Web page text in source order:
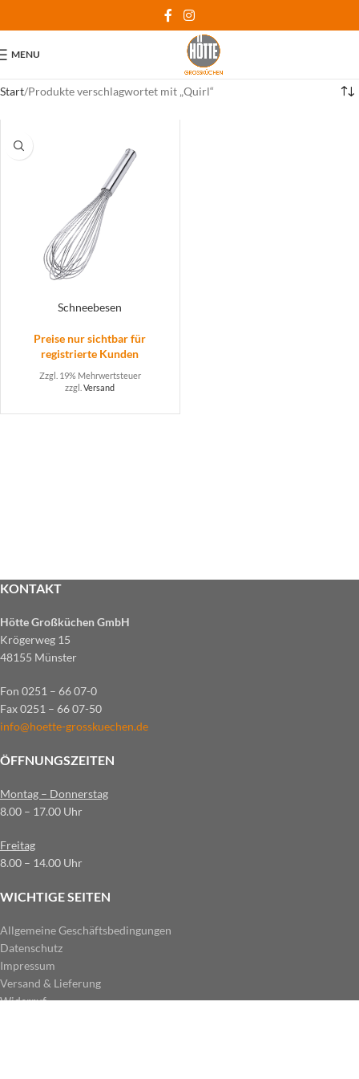
MENU
Start Produkte verschlagwortet mit „Quirl“
Schneebesen
Preise nur sichtbar für
registrierte Kunden
Zzgl. 19% Mehrwertsteuer
zzgl.Versand
KONTAKT
Hötte Großküchen GmbH
Krögerweg 15
48155 Münster
Fon 0251 – 66 07-0
Fax 0251 – 66 07-50
info@hoette-grosskuechen.de
ÖFFNUNGSZEITEN
Montag – Donnerstag
8.00 – 17.00 Uhr
Freitag
8.00 – 14.00 Uhr
WICHTIGE SEITEN
Allgemeine Geschäftsbedingungen
Datenschutz
Impressum
Versand & Lieferung
Widerruf